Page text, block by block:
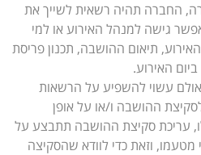
החברה תהיה רשאית לשייך את
גישה למנהל האירוע או למי
תיאום ההושבה, תכנון פריסת
האירוע.
לאולם עשוי להשפיע על הרשאות
ההושבה ו/או על אופן
עריכת סקיצת ההושבה תתבצע על
מטעמו, וזאת כדי לוודא שהסקיצה